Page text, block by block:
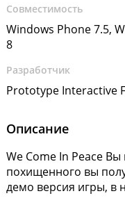
Совместимость
Windows Phone 7.5,
8
Разработчик
Prototype Interactive
Описание
We Come In Peace
похищенного вы
демо версия игры, в